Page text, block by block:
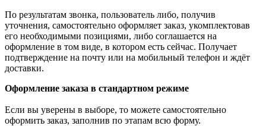
По результатам звонка, пользователь либо, получив
уточнения, самостоятельно оформляет заказ, укомплектовав
его необходимыми позициями, либо соглашается на
оформление в том виде, в котором есть сейчас. Получает
подтверждение на почту или на мобильный телефон и ждёт
доставки.
Оформление заказа в стандартном режиме
Если вы уверены в выборе, то можете самостоятельно
оформить заказ, заполнив по этапам всю форму.